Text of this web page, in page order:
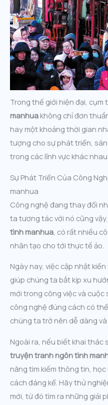
Trong thế giới hiện đại, cụm
manhua không chỉ đơn
hay một khoảng thời gian
tượng cho sự phát triển,
trong các lĩnh vực khác nhau.
Sự Phát Triển Của Công
manhua
Công nghệ đang thay đổi
ta tương tác với nó cũng
tình manhua , có rất nhiều
nhân tạo cho tới thực tế ảo.
Ngày nay, việc cập nhật
giúp chúng ta bắt kịp xu
mới trong công việc và cuộc
công nghệ đúng cách có
chúng ta trở nên dễ dàng
Ngoài ra, nếu biết khai thác
truyện tranh ngôn tình
năng tìm kiếm thông tin,
cách đáng kể. Hãy thử
mới, từ đó tìm ra những giải